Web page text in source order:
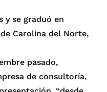
y se graduó en
Carolina del Norte,
pasado,
de consultoría,